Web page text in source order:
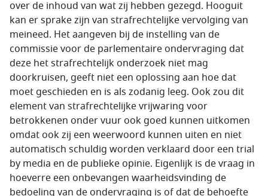
over de inhoud van wat zij hebben gezegd. Hooguit
kan er sprake zijn van strafrechtelijke vervolging van
meineed. Het aangeven bij de instelling van de
commissie voor de parlementaire ondervraging dat
deze het strafrechtelijk onderzoek niet mag
doorkruisen, geeft niet een oplossing aan hoe dat
moet geschieden en is als zodanig leeg. Ook zou dit
element van strafrechtelijke vrijwaring voor
betrokkenen onder vuur ook goed kunnen uitkomen
omdat ook zij een weerwoord kunnen uiten en niet
automatisch schuldig worden verklaard door een trial
by media en de publieke opinie. Eigenlijk is de vraag in
hoeverre een onbevangen waarheidsvinding de
bedoeling van de ondervraging is of dat de behoefte